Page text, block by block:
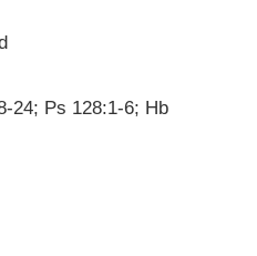
24; Ps 128:1-6; Hb